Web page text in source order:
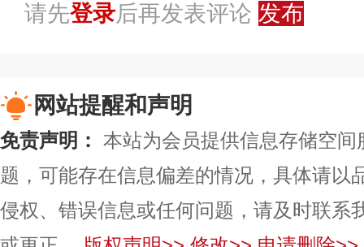
请先登录后再发表评论 发布
网站提醒和声明
免责声明： 本站为会员提供信息存储空
题，可能存在信息偏差的情况，具体请以
侵权、错误信息或任何问题，请及时联系